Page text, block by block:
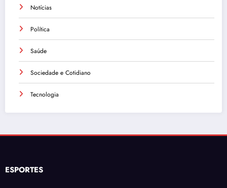
Notícias
Política
Saúde
Sociedade e Cotidiano
Tecnologia
ESPORTES